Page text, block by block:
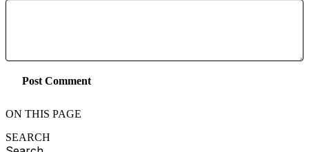
Post Comment
ON THIS PAGE
SEARCH